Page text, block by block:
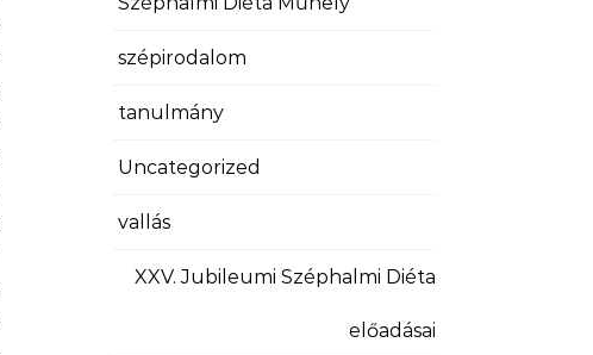
szépirodalom
tanulmány
Uncategorized
vallás
XXV. Jubileumi Széphalmi Diéta
előadásai